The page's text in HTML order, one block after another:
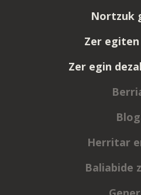
Nortzuk
Zer
Zer egin
Herritar
Baliabide